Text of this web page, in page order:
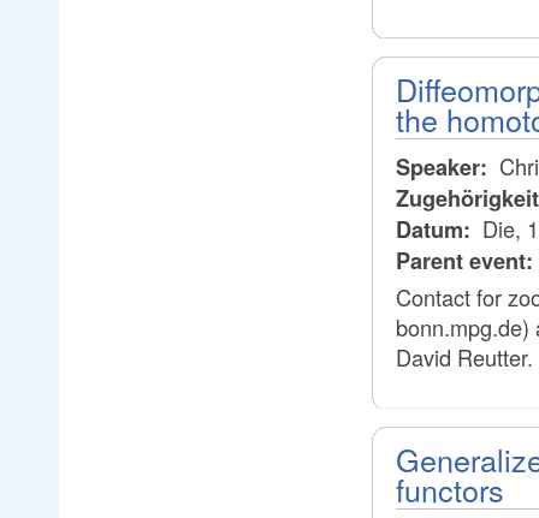
the
Speaker:
Datum: Die,
Parent event:
Contact for
bonn.mpg.de)
David Reutter.
functors